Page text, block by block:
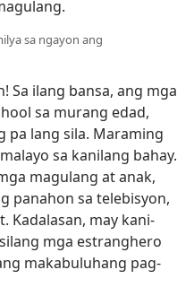
sa ngayon ang
Sa ilang bansa, ang mga
sa murang edad,
pa lang sila. Maraming
sa kanilang bahay.
magulang at anak,
panahon sa telebisyon,
Kadalasan, may kani-
mga estranghero
makabuluhang pag-